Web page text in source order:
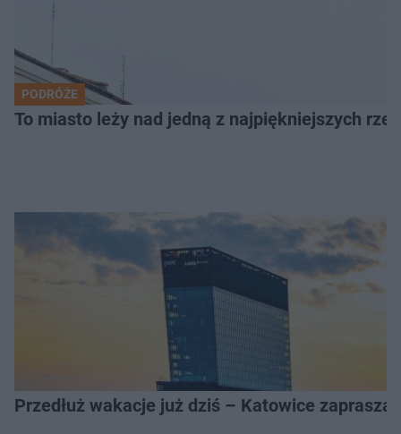
PODRÓŻE
To miasto leży nad jedną z najpiękniejszych
Przedłuż wakacje już dziś – Katowice